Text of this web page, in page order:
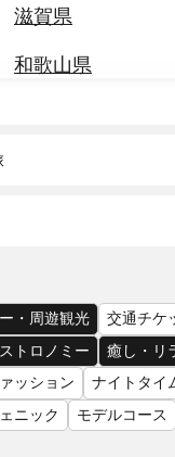
滋賀県
和歌山県
・周遊観光
交通チケ
トロノミー
癒し・リ
ッション
ナイトタイ
ニック モデルコース